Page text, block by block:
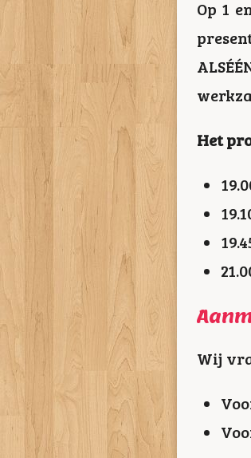
Op 1
Het
Wij